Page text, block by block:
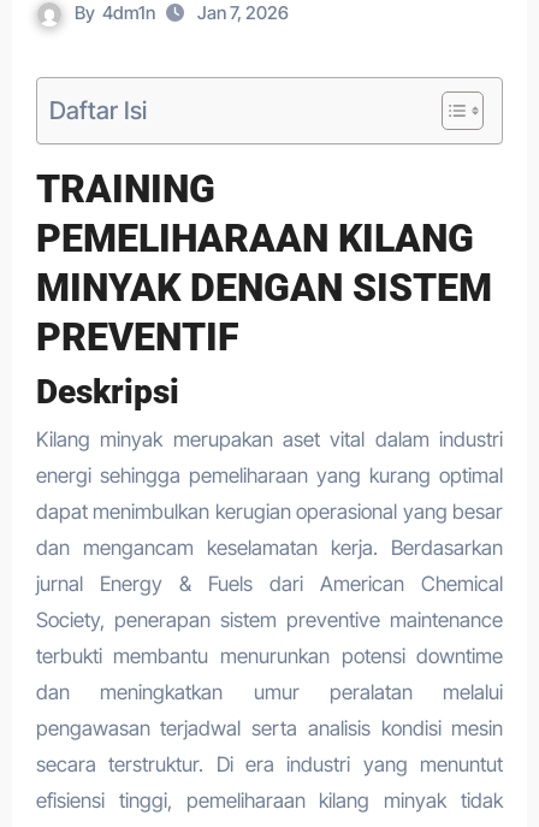
By 4dm1n Jan 7, 2026
Daftar Isi
TRAINING
PEMELIHARAAN KILANG
MINYAK DENGAN SISTEM
PREVENTIF
Deskripsi
Kilang minyak merupakan aset vital dalam industri
energi sehingga pemeliharaan yang kurang optimal
dapat menimbulkan kerugian operasional yang besar
dan mengancam keselamatan kerja. Berdasarkan
jurnal Energy & Fuels dari American Chemical
Society, penerapan sistem preventive maintenance
terbukti membantu menurunkan potensi downtime
dan meningkatkan umur peralatan melalui
pengawasan terjadwal serta analisis kondisi mesin
secara terstruktur. Di era industri yang menuntut
efisiensi tinggi, pemeliharaan kilang minyak tidak